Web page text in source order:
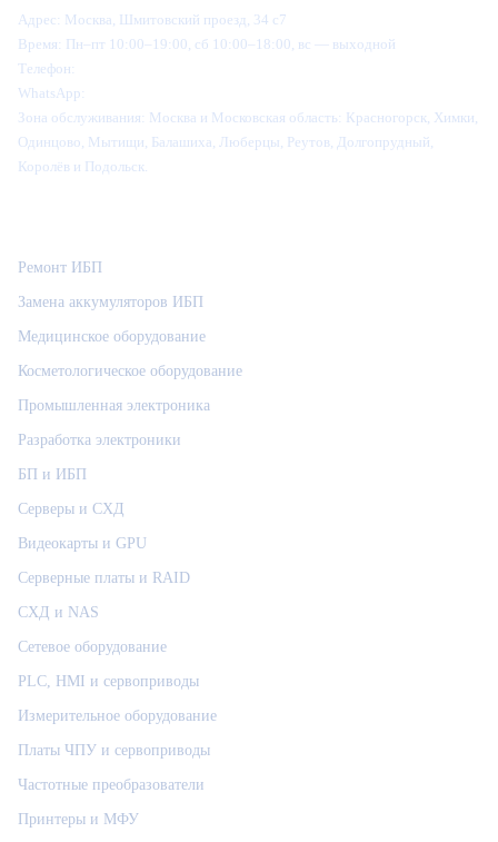
Адрес: Москва, Шмитовский проезд, 34 с7
Время: Пн–пт 10:00–19:00, сб 10:00–18:00, вс — выходной
Телефон:
WhatsApp:
Зона обслуживания: Москва и Московская область: Красногорск, Химки,
Одинцово, Мытищи, Балашиха, Люберцы, Реутов, Долгопрудный,
Королёв и Подольск.
Ремонт ИБП
Замена аккумуляторов ИБП
Медицинское оборудование
Косметологическое оборудование
Промышленная электроника
Разработка электроники
БП и ИБП
Серверы и СХД
Видеокарты и GPU
Серверные платы и RAID
СХД и NAS
Сетевое оборудование
PLC, HMI и сервоприводы
Измерительное оборудование
Платы ЧПУ и сервоприводы
Частотные преобразователи
Принтеры и МФУ